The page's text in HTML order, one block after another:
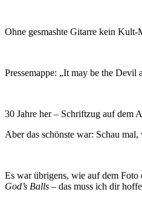
Ohne gesmashte Gitarre kein Kult-
Pressemappe: „It may be the
30 Jahre her – Schriftzug auf dem
Aber das schönste war: Schau
Es war übrigens, wie auf dem Foto
God’s Balls – das muss ich dir